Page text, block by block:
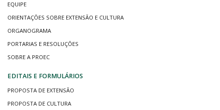
EQUIPE
ORIENTAÇÕES SOBRE EXTENSÃO E CULTURA
ORGANOGRAMA
PORTARIAS E RESOLUÇÕES
SOBRE A PROEC
EDITAIS E FORMULÁRIOS
PROPOSTA DE EXTENSÃO
PROPOSTA DE CULTURA